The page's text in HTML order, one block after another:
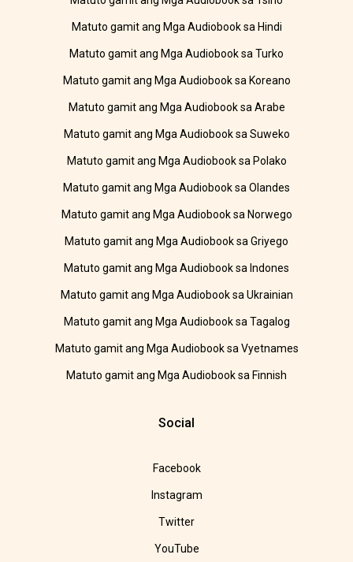
Matuto gamit ang Mga Audiobook sa Hindi
Matuto gamit ang Mga Audiobook sa Turko
Matuto gamit ang Mga Audiobook sa Koreano
Matuto gamit ang Mga Audiobook sa Arabe
Matuto gamit ang Mga Audiobook sa Suweko
Matuto gamit ang Mga Audiobook sa Polako
Matuto gamit ang Mga Audiobook sa Olandes
Matuto gamit ang Mga Audiobook sa Norwego
Matuto gamit ang Mga Audiobook sa Griyego
Matuto gamit ang Mga Audiobook sa Indones
Matuto gamit ang Mga Audiobook sa Ukrainian
Matuto gamit ang Mga Audiobook sa Tagalog
Matuto gamit ang Mga Audiobook sa Vyetnames
Matuto gamit ang Mga Audiobook sa Finnish
Social
Facebook
Instagram
Twitter
YouTube